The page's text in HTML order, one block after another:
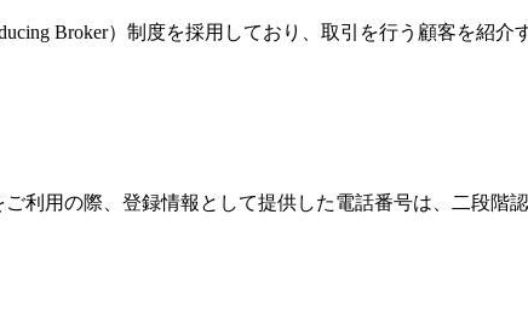
Broker）制度を採用しており、取引を行う顧客を紹
利用の際、登録情報として提供した電話番号は、二段